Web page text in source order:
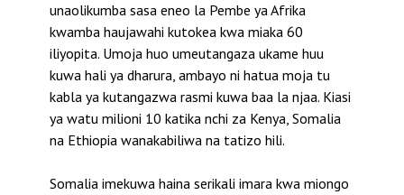
unaolikumba sasa eneo la Pembe ya Afrika
kwamba haujawahi kutokea kwa miaka 60
iliyopita. Umoja huo umeutangaza ukame huu
kuwa hali ya dharura, ambayo ni hatua moja tu
kabla ya kutangazwa rasmi kuwa baa la njaa. Kiasi
ya watu milioni 10 katika nchi za Kenya, Somalia
na Ethiopia wanakabiliwa na tatizo hili.
Somalia imekuwa haina serikali imara kwa miongo